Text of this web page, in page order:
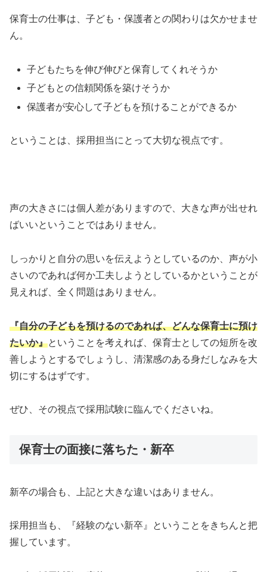
保育士の仕事は、子ども・保護者との関わりは欠かせませ
ん。
子どもたちを伸び伸びと保育してくれそうか
子どもとの信頼関係を築けそうか
保護者が安心して子どもを預けることができるか
ということは、採用担当にとって大切な視点です。
声の大きさには個人差がありますので、大きな声が出せれ
ばいいということではありません。
しっかりと自分の思いを伝えようとしているのか、声が小
さいのであれば何か工夫しようとしているかということが
見えれば、全く問題はありません。
『自分の子どもを預けるのであれば、どんな保育士に預け
たいか』ということを考えれば、保育士としての短所を改
善しようとするでしょうし、清潔感のある身だしなみを大
切にするはずです。
ぜひ、その視点で採用試験に臨んでくださいね。
保育士の面接に落ちた・新卒
新卒の場合も、上記と大きな違いはありません。
採用担当も、『経験のない新卒』ということをきちんと把
握しています。